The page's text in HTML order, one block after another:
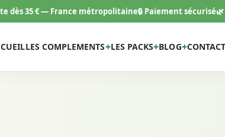
dès 35 € — France métropolitaine🔒 Paiement sécurisé
LES COMPLEMENTS LES PACKS BLOG